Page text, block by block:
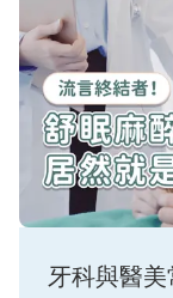
牙科與醫